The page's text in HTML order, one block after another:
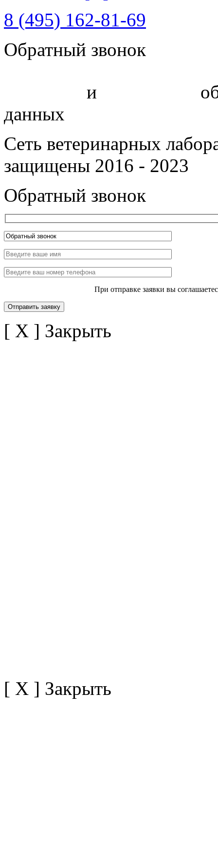
8 (495) 162-81-69
Обратный звонок
и
данных
Сеть ветеринарных
защищены 2016 - 2023
Обратный звонок
При отправке заявки вы
[ X ] Закрыть
[ X ] Закрыть